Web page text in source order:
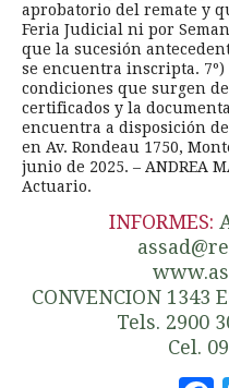
aprobatorio del remate y
Feria Judicial ni por
que la sucesión
se encuentra inscripta.
condiciones que surgen
certificados y la
encuentra a disposición
en Av. Rondeau 1750,
junio de 2025. – ANDREA
Actuario.
INFORMES:
CONVENCION 1343
Tels. 2900
Cel.